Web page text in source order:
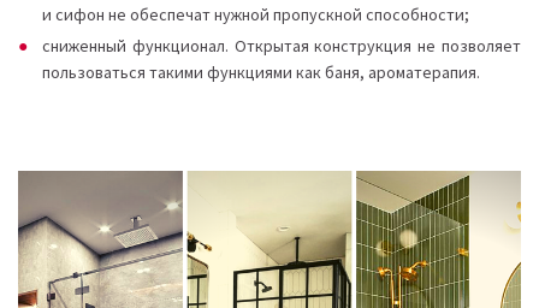
и сифон не обеспечат нужной пропускной способности;
сниженный функционал. Открытая конструкция не позволяет
пользоваться такими функциями как баня, ароматерапия.